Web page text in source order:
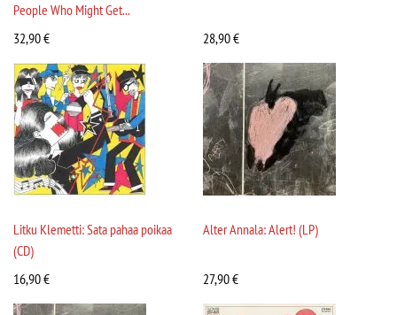
People Who Might Get...
32,90€ 28,90€
Litku Klemetti: Sata pahaa poikaa
(CD)
16,90€
Alter Annala: Alert! (LP)
27,90€